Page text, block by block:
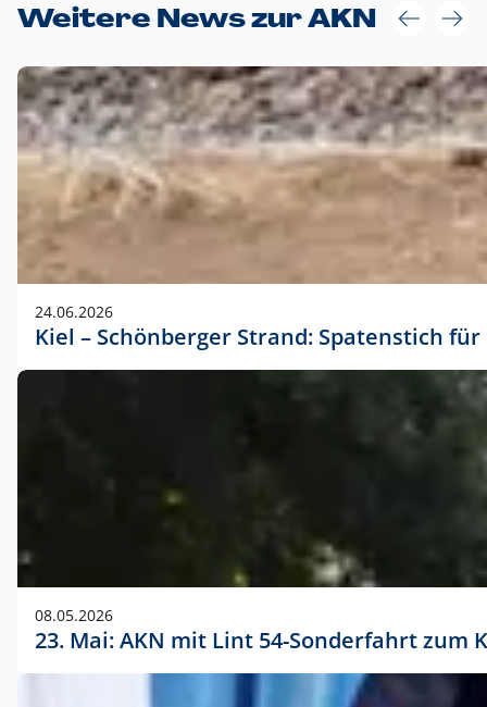
Weitere News zur AKN
24.06.2026
Kiel – Schönberger Strand: Spatenstich
08.05.2026
23. Mai: AKN mit Lint 54-Sonderfahrt